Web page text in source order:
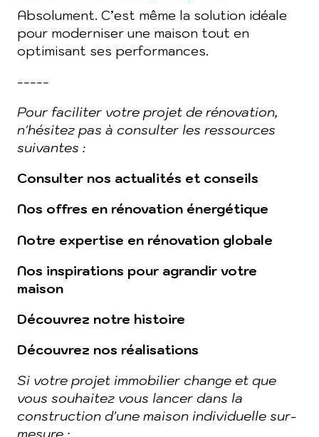
Absolument. C’est même la solution idéale
pour moderniser une maison tout en
optimisant ses performances.
-----
Pour faciliter votre projet de rénovation,
n'hésitez pas à consulter les ressources
suivantes :
Consulter nos actualités et conseils
Nos offres en rénovation énergétique
Notre expertise en rénovation globale
Nos inspirations pour agrandir votre
maison
Découvrez notre histoire
Découvrez nos réalisations
Si votre projet immobilier change et que
vous souhaitez vous lancer dans la
construction d'une maison individuelle sur-
mesure :